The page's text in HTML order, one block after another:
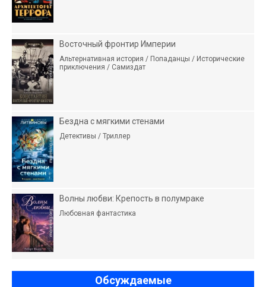
Восточный фронтир Империи
Альтернативная история / Попаданцы / Исторические
приключения / Самиздат
Бездна с мягкими стенами
Детективы / Триллер
Волны любви: Крепость в полумраке
Любовная фантастика
Обсуждаемые